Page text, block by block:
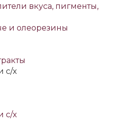
вкуса, пигменты,
и олеорезины
с/х
с/х